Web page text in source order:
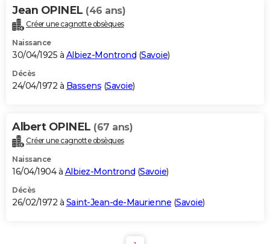
Jean OPINEL (46 ans)
Créer une cagnotte obsèques
Naissance
30/04/1925 à Albiez-Montrond (Savoie)
Décès
24/04/1972 à Bassens (Savoie)
Albert OPINEL (67 ans)
Créer une cagnotte obsèques
Naissance
16/04/1904 à Albiez-Montrond (Savoie)
Décès
26/02/1972 à Saint-Jean-de-Maurienne (Savoie)